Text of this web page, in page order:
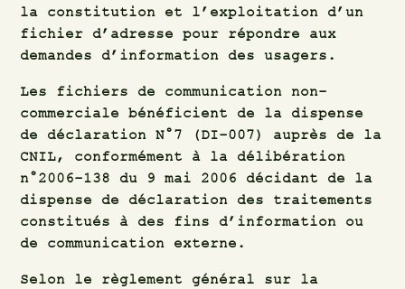
la constitution et l’exploitation d’un
fichier d’adresse pour répondre aux
demandes d’information des usagers.
Les fichiers de communication non-
commerciale bénéficient de la dispense
de déclaration N°7 (DI-007) auprès de la
CNIL, conformément à la délibération
n°2006-138 du 9 mai 2006 décidant de la
dispense de déclaration des traitements
constitués à des fins d’information ou
de communication externe.
Selon le règlement général sur la